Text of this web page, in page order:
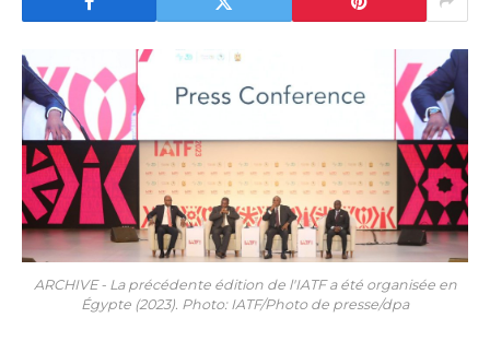
ARCHIVE - La précédente édition de l'IATF a été organisée en
Égypte (2023). Photo: IATF/Photo de presse/dpa